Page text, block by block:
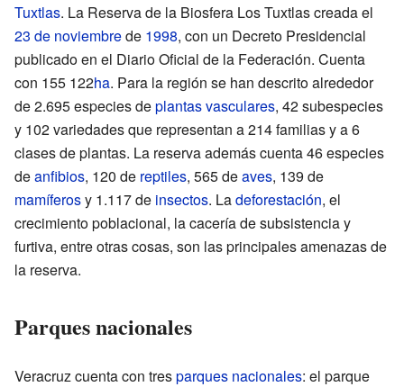
Tuxtlas. La Reserva de la Biosfera Los Tuxtlas creada el
23 de noviembrede 1998, con un Decreto Presidencial
publicado en el Diario Oficial de la Federación. Cuenta
con 155 122ha. Para la región se han descrito alrededor
de 2.695 especies deplantas vasculares, 42 subespecies
y 102 variedades que representan a 214 familias y a 6
clases de plantas. La reserva además cuenta 46 especies
deanfibios, 120 de reptiles, 565 deaves, 139 de
mamíferosy 1.117 de insectos. Ladeforestación, el
crecimiento poblacional, la cacería de subsistencia y
furtiva, entre otras cosas, son las principales amenazas de
la reserva.
Parques nacionales
Veracruz cuenta con tresparques nacionales: el parque